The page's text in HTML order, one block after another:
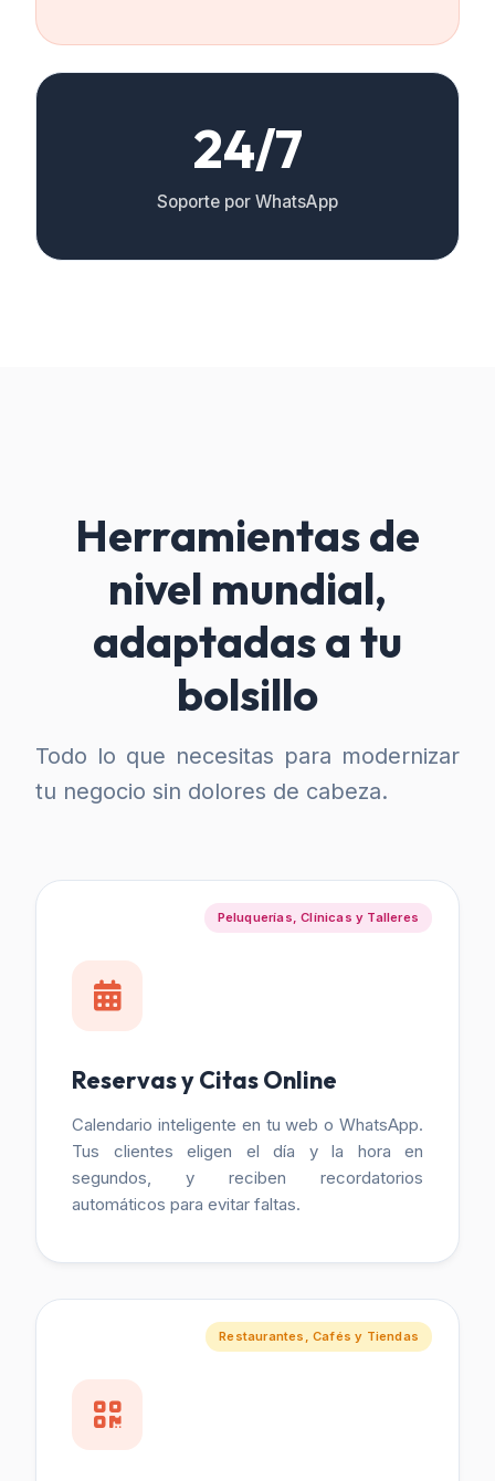
24/7
Soporte por WhatsApp
Herramientas de
nivel mundial,
adaptadas a tu
bolsillo
Todo lo que necesitas para modernizar
tu negocio sin dolores de cabeza.
Peluquerías, Clínicas y Talleres
Reservas y Citas Online
Calendario inteligente en tu web o WhatsApp.
Tus clientes eligen el día y la hora en
segundos, y reciben recordatorios
automáticos para evitar faltas.
Restaurantes, Cafés y Tiendas